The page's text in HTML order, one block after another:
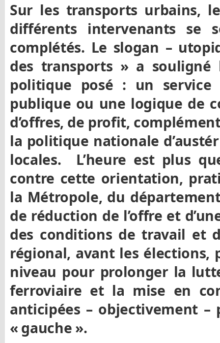
Sur les transports urbains,
différents intervenants se
complétés. Le slogan –
des transports » a
politique posé : un service
publique ou une logique de
d’offres, de profit,
la politique nationale
locales. L’heure est plus
contre cette orientation,
la Métropole, du
de réduction de l’offre et
des conditions de travail et
régional, avant les
niveau pour prolonger la
ferroviaire et la mise en
anticipées – objectivement –
« gauche ».